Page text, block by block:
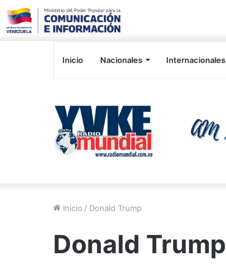
Inicio Nacionales Internacionales
Inicio / Donald Trump
Donald Trump